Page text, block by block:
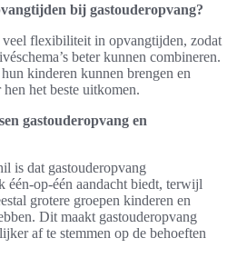
bij gastouderopvang?
flexibiliteit in opvangtijden, zodat
beter kunnen combineren.
kinderen kunnen brengen en
het beste uitkomen.
gastouderopvang en
is dat gastouderopvang
één-op-één aandacht biedt, terwijl
grotere groepen kinderen en
Dit maakt gastouderopvang
af te stemmen op de behoeften